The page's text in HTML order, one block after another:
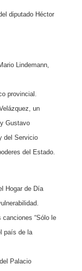
diputado Héctor
Lindemann,
provincial.
un
Gustavo
del Servicio
del Estado.
Hogar de Día
“Sólo le
país de la
Palacio